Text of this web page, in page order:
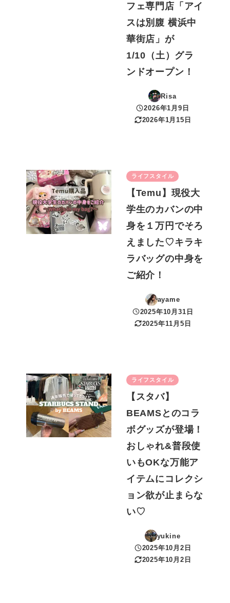
フェ専門店「アイ
スは別腹 横浜中
華街店」が
1/10（土）グラ
ンドオープン！
Risa
投稿日
2026年1月9日
更新日
2026年1月15日
ライフスタイル
【Temu】現役大
学生のカバンの中
身を１万円でそろ
えました♡キラキ
ラバッグの中身を
ご紹介！
ayame
投稿日
2025年10月31日
更新日
2025年11月5日
ライフスタイル
【スタバ】
BEAMSとのコラ
ボグッズが登場！
おしゃれ&普段使
いもOKな万能ア
イテムにコレクシ
ョン欲が止まらな
い♡
yukine
投稿日
2025年10月2日
更新日
2025年10月2日